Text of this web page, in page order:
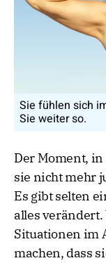
Sie fühlen sich
Sie weiter so.
Der Moment,
sie nicht mehr
Es gibt selten
alles
Situationen im
machen, dass